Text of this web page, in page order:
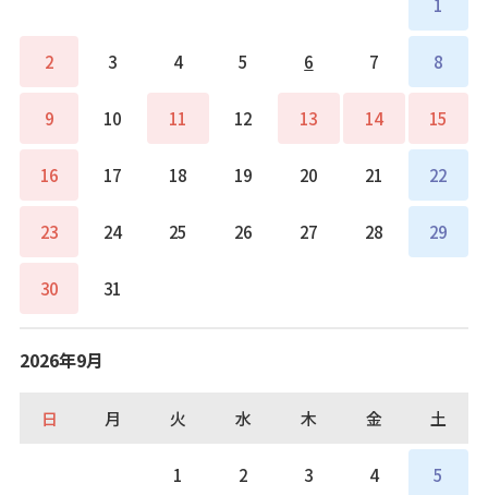
1
2 3 4 5 6 7 8
9 10 11 12 13 14 15
16 17 18 19 20 21 22
23 24 25 26 27 28 29
30 31
2026年9月
日 月 火 水 木 金 土
1 2 3 4 5